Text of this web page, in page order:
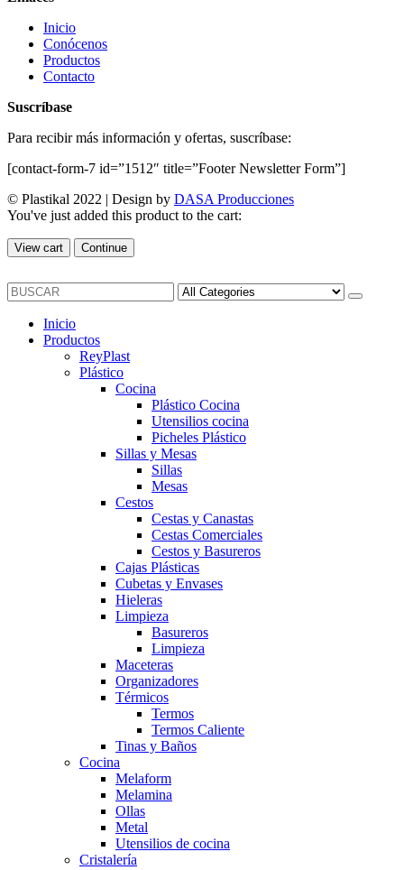
Inicio
Conócenos
Productos
Contacto
Suscríbase
Para recibir más información y ofertas, suscríbase:
[contact-form-7 id=”1512″ title=”Footer Newsletter Form”]
© Plastikal 2022 | Design by DASA Producciones
You've just added this product to the cart:
View cart Continue
Inicio
Productos
ReyPlast
Plástico
Cocina
Plástico Cocina
Utensilios cocina
Picheles Plástico
Sillas y Mesas
Sillas
Mesas
Cestos
Cestas y Canastas
Cestas Comerciales
Cestos y Basureros
Cajas Plásticas
Cubetas y Envases
Hieleras
Limpieza
Basureros
Limpieza
Maceteras
Organizadores
Térmicos
Termos
Termos Caliente
Tinas y Baños
Cocina
Melaform
Melamina
Ollas
Metal
Utensilios de cocina
Cristalería